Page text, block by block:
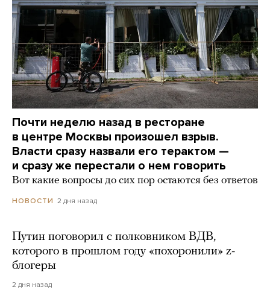
Почти неделю назад в ресторане
в центре Москвы произошел взрыв.
Власти сразу назвали его терактом —
и сразу же перестали о нем говорить
Вот какие вопросы до сих пор остаются без ответов
НОВОСТИ 2 дня назад
Путин поговорил с полковником ВДВ,
которого в прошлом году «похоронили» z-
блогеры
2 дня назад